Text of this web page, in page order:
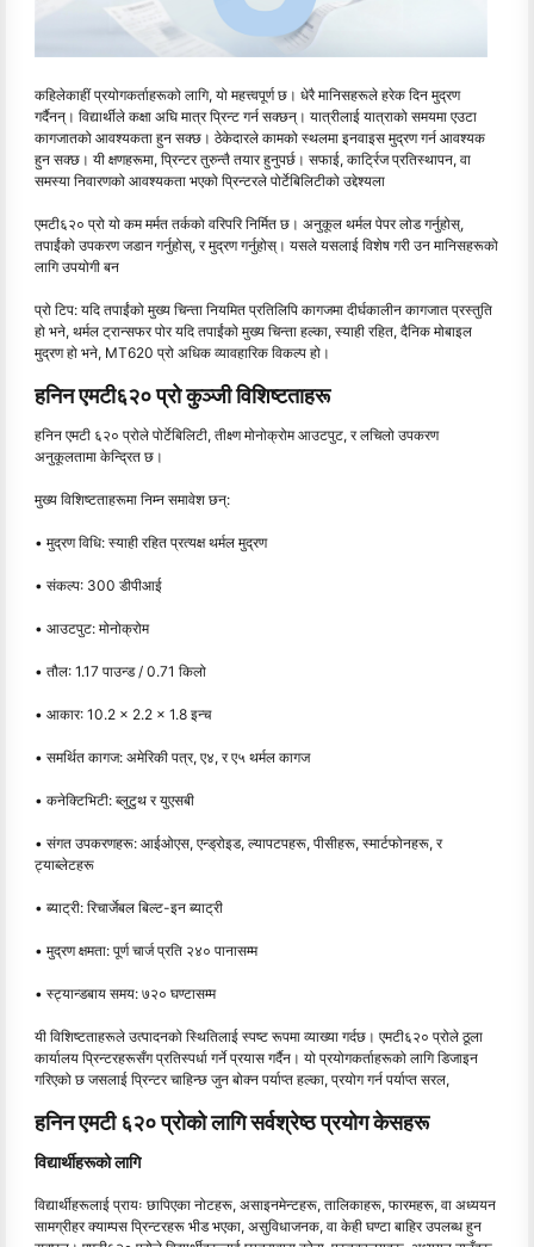
कहिलेकाहीं प्रयोगकर्ताहरूको लागि, यो महत्त्वपूर्ण छ। धेरै मानिसहरूले हरेक दिन मुद्रण
गर्दैनन्। विद्यार्थीले कक्षा अघि मात्र प्रिन्ट गर्न सक्छन्। यात्रीलाई यात्राको समयमा एउटा
कागजातको आवश्यकता हुन सक्छ। ठेकेदारले कामको स्थलमा इनवाइस मुद्रण गर्न आवश्यक
हुन सक्छ। यी क्षणहरूमा, प्रिन्टर तुरुन्तै तयार हुनुपर्छ। सफाई, कार्ट्रिज प्रतिस्थापन, वा
समस्या निवारणको आवश्यकता भएको प्रिन्टरले पोर्टेबिलिटीको उद्देश्यला
एमटी६२० प्रो यो कम मर्मत तर्कको वरिपरि निर्मित छ। अनुकूल थर्मल पेपर लोड गर्नुहोस्,
तपाईंको उपकरण जडान गर्नुहोस्, र मुद्रण गर्नुहोस्। यसले यसलाई विशेष गरी उन मानिसहरूको
लागि उपयोगी बन
प्रो टिप: यदि तपाईंको मुख्य चिन्ता नियमित प्रतिलिपि कागजमा दीर्घकालीन कागजात प्रस्तुति
हो भने, थर्मल ट्रान्सफर पोर यदि तपाईंको मुख्य चिन्ता हल्का, स्याही रहित, दैनिक मोबाइल
मुद्रण हो भने, MT620 प्रो अधिक व्यावहारिक विकल्प हो।
हनिन एमटी६२० प्रो कुञ्जी विशिष्टताहरू
हनिन एमटी ६२० प्रोले पोर्टेबिलिटी, तीक्ष्ण मोनोक्रोम आउटपुट, र लचिलो उपकरण
अनुकूलतामा केन्द्रित छ।
मुख्य विशिष्टताहरूमा निम्न समावेश छन्:
• मुद्रण विधि: स्याही रहित प्रत्यक्ष थर्मल मुद्रण
• संकल्प: 300 डीपीआई
• आउटपुट: मोनोक्रोम
• तौल: 1.17 पाउन्ड / 0.71 किलो
• आकार: 10.2 × 2.2 × 1.8 इन्च
• समर्थित कागज: अमेरिकी पत्र, ए४, र ए५ थर्मल कागज
• कनेक्टिभिटी: ब्लुटुथ र युएसबी
• संगत उपकरणहरू: आईओएस, एन्ड्रोइड, ल्यापटपहरू, पीसीहरू, स्मार्टफोनहरू, र
ट्याब्लेटहरू
• ब्याट्री: रिचार्जेबल बिल्ट-इन ब्याट्री
• मुद्रण क्षमता: पूर्ण चार्ज प्रति २४० पानासम्म
• स्ट्यान्डबाय समय: ७२० घण्टासम्म
यी विशिष्टताहरूले उत्पादनको स्थितिलाई स्पष्ट रूपमा व्याख्या गर्दछ। एमटी६२० प्रोले ठूला
कार्यालय प्रिन्टरहरूसँग प्रतिस्पर्धा गर्ने प्रयास गर्दैन। यो प्रयोगकर्ताहरूको लागि डिजाइन
गरिएको छ जसलाई प्रिन्टर चाहिन्छ जुन बोक्न पर्याप्त हल्का, प्रयोग गर्न पर्याप्त सरल,
हनिन एमटी ६२० प्रोको लागि सर्वश्रेष्ठ प्रयोग केसहरू
विद्यार्थीहरूको लागि
विद्यार्थीहरूलाई प्रायः छापिएका नोटहरू, असाइनमेन्टहरू, तालिकाहरू, फारमहरू, वा अध्ययन
सामग्रीहर क्याम्पस प्रिन्टरहरू भीड भएका, असुविधाजनक, वा केही घण्टा बाहिर उपलब्ध हुन